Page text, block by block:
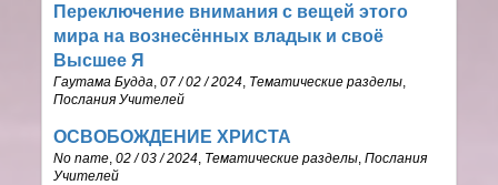
Переключение внимания с вещей этого
мира на вознесённых владык и своё
Высшее Я
Гаутама Будда ,07 / 02 / 2024 Тематические разделы
Послания Учителей
ОСВОБОЖДЕНИЕ ХРИСТА
No name ,02 / 03 / 2024 Тематические разделы ,Послания
Учителей